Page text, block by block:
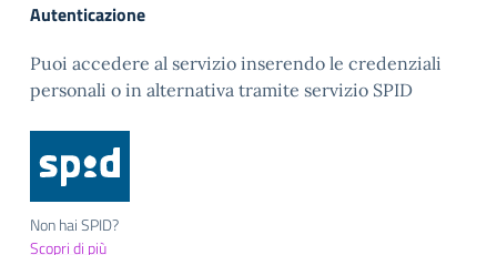
Autenticazione
Puoi accedere al servizio inserendo le credenziali
personali o in alternativa tramite servizio SPID
Non hai SPID?
Scopri di più